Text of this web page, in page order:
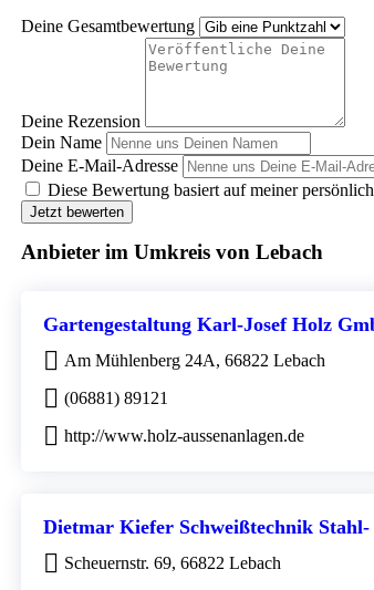
Deine Gesamtbewertung
Deine Rezension
Dein Name
Deine E-Mail-Adresse
Diese Bewertung basiert auf meiner
Jetzt bewerten
Anbieter im Umkreis von Lebach
Gartengestaltung Karl-Josef Holz
Am Mühlenberg 24A, 66822 Lebach
(06881) 89121
http://www.holz-aussenanlagen.de
Dietmar Kiefer Schweißtechnik
Scheuernstr. 69, 66822 Lebach